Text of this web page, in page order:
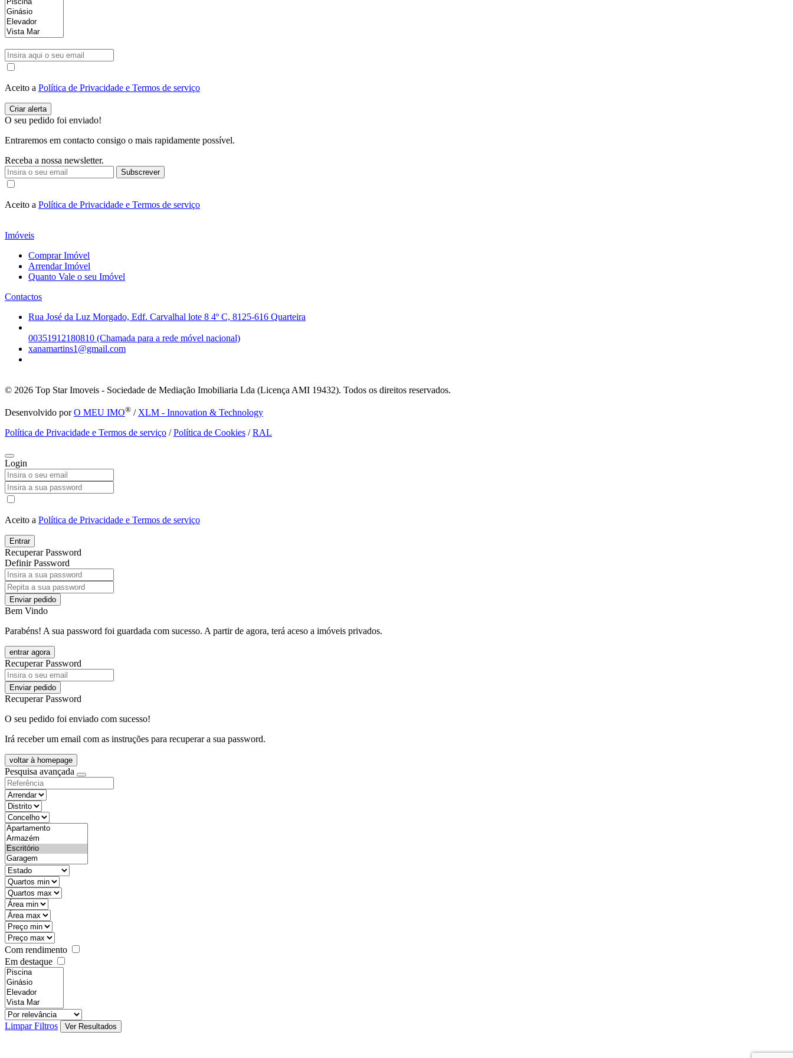
Aceito a Política de Privacidade e Termos de serviço
O seu pedido foi enviado!
Entraremos em contacto consigo o mais rapidamente possível.
Receba a nossa newsletter.
Subscrever
Aceito a Política de Privacidade e Termos de serviço
Imóveis
Comprar Imóvel
Arrendar Imóvel
Quanto Vale o seu Imóvel
Contactos
Rua José da Luz Morgado, Edf. Carvalhal lote 8 4º C, 8125-616 Quarteira
00351912180810 (Chamada para a rede móvel nacional)
xanamartins1@gmail.com
© 2026 Top Star Imoveis - Sociedade de Mediação Imobiliaria Lda (Licença AMI 19432). Todos os direitos reservados.
Desenvolvido porO MEU IMO® / XLM - Innovation & Technology
Política de Privacidade e Termos de serviço /Política de Cookies /RAL
Login
Aceito a Política de Privacidade e Termos de serviço
Entrar
Recuperar Password
Definir Password
Enviar pedido
Bem Vindo
Parabéns! A sua password foi guardada com sucesso. A partir de agora, terá aceso a imóveis privados.
entrar agora
Recuperar Password
Enviar pedido
Recuperar Password
O seu pedido foi enviado com sucesso!
Irá receber um email com as instruções para recuperar a sua password.
voltar à homepage
Pesquisa avançada
objective
districtId
countyId
types
state
mintypo
maxtypo
minarea
maxarea
minprice
maxprice
Com rendimento
Em destaque
features
realestateOrder
Limpar Filtros
Ver Resultados